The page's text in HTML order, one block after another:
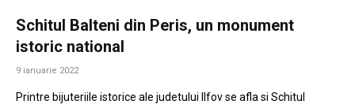
Schitul Balteni din Peris, un monument
istoric national
9 ianuarie 2022
Printre bijuteriile istorice ale judetului Ilfov se afla si Schitul